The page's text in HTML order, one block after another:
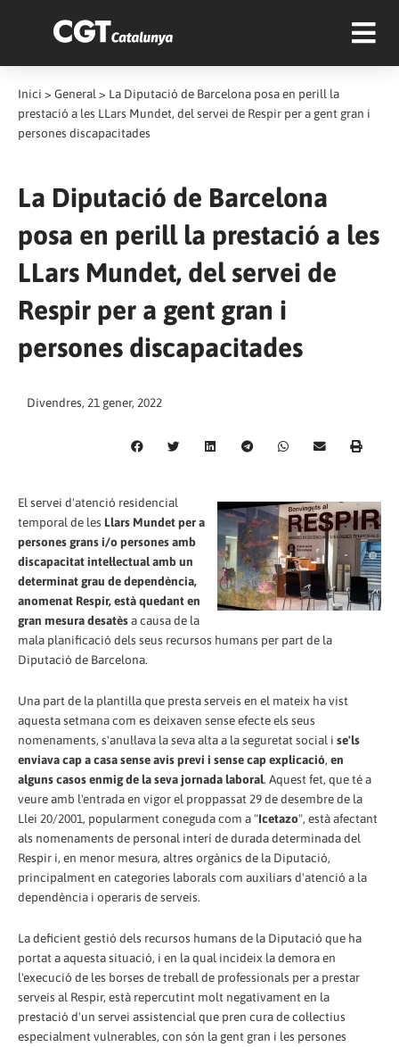
Inici > General > La Diputació de Barcelona posa en perill la
prestació a les LLars Mundet, del servei de Respir per a gent gran i
persones discapacitades
La Diputació de Barcelona
posa en perill la prestació a les
LLars Mundet, del servei de
Respir per a gent gran i
persones discapacitades
Divendres, 21 gener, 2022
El servei d'atenció residencial
temporal de les Llars Mundet per a
persones grans i/o persones amb
discapacitat intel·lectual amb un
determinat grau de dependència,
anomenat Respir, està quedant en
gran mesura desatèsa causa de la
mala planificació dels seus recursos humans per part de la
Diputació de Barcelona.
Una part de la plantilla que presta serveis en el mateix ha vist
aquesta setmana com es deixaven sense efecte els seus
nomenaments, s'anul·lava la seva alta a la seguretat social i se'ls
enviava cap a casa sense avís previ i sense cap explicació, en
alguns casos enmig de la seva jornada laboral. Aquest fet, que té a
veure amb l'entrada en vigor el proppassat 29 de desembre de la
Llei 20/2001, popularment coneguda com a "Icetazo", està afectant
als nomenaments de personal interí de durada determinada del
Respir i, en menor mesura, altres orgànics de la Diputació,
principalment en categories laborals com auxiliars d'atenció a la
dependència i operaris de serveis.
La deficient gestió dels recursos humans de la Diputació que ha
portat a aquesta situació, i en la qual incideix la demora en
l'execució de les borses de treball de professionals per a prestar
serveis al Respir, està repercutint molt negativament en la
prestació d'un servei assistencial que pren cura de col·lectius
especialment vulnerables, con són la gent gran i les persones